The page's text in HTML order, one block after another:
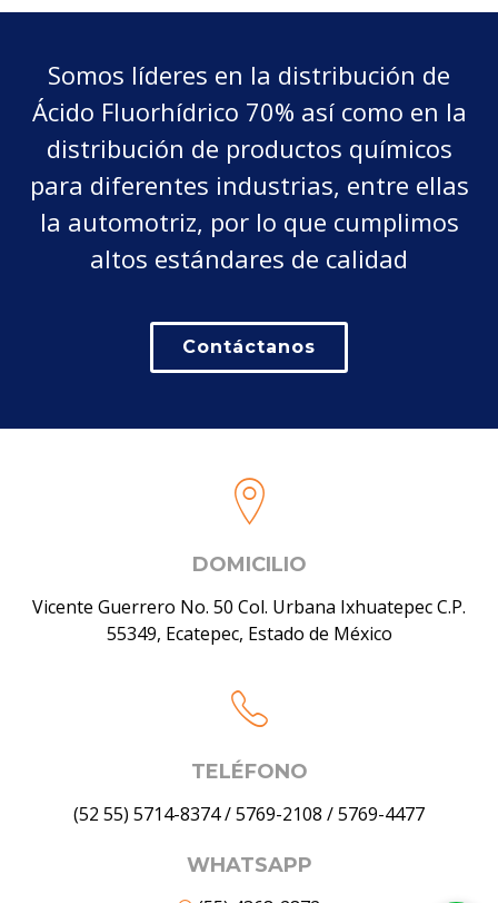
Somos líderes en la distribución de
Ácido Fluorhídrico 70% así como en la
distribución de productos químicos
para diferentes industrias, entre ellas
la automotriz, por lo que cumplimos
altos estándares de calidad
Contáctanos
DOMICILIO
Vicente Guerrero No. 50 Col. Urbana Ixhuatepec C.P.
55349, Ecatepec, Estado de México
TELÉFONO
(52 55) 5714-8374/5769-2108 /5769-4477
WHATSAPP